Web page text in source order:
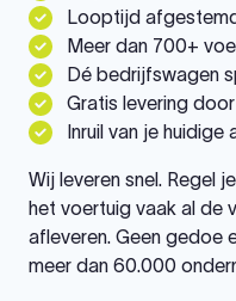
Looptijd
Meer dan 700+
Dé bedrijfswagen
Gratis levering
Inruil van je huidige
Wij leveren snel. Regel
het voertuig vaak al de
afleveren. Geen gedoe
meer dan 60.000